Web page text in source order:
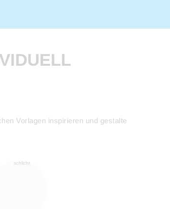
Vorlagen inspirieren und gestalte